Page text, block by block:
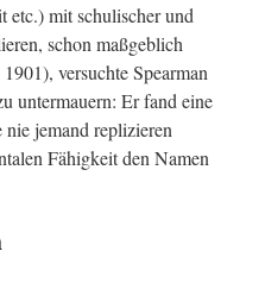
etc.) mit schulischer und
schon maßgeblich
versuchte Spearman
untermauern: Er fand eine
jemand replizieren
Fähigkeit den Namen